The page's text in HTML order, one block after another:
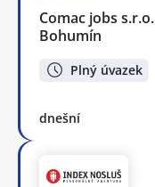
Comac jobs s.r.o.
Bohumín
Plný úvazek
dnešní